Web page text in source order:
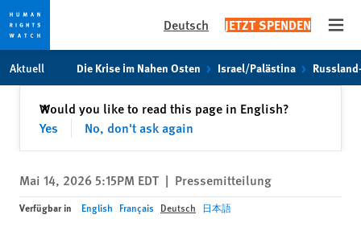
Skip
to
Skip
to
content
Deutsch JETZT SPENDEN
Aktuell Die Krise im Nahen Osten Israel/Palästina
Would you like to read this page in English?
Yes
No, don't ask again
✕Schließen
Mai 14, 2026 5:15PM EDT | Pressemitteilung
Verfügbar in English Français Deutsch 日本語